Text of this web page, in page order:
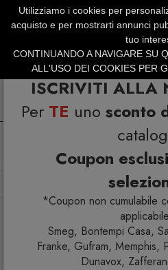
ISCRIVITI ALLA
Per TE uno sconto
Coupon
*Coupon non cumulabile
Smeg, Bontempi Casa,
Franke, Gufram, Memphis,
Dunavox,
SERVIZIO CLIENTI
SUMMER SALES |
Arredo esterno
Utilizziamo i cookies per
acquisto e per mostrarti annunci
tuo
CONTINUANDO A NAVIGARE SU
ALL'USO DEI COOKIES PER